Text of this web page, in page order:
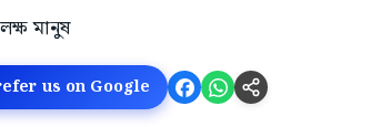
us on Google